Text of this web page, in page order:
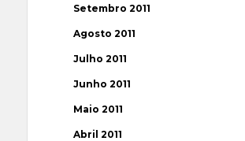
Setembro 2011
Agosto 2011
Julho 2011
Junho 2011
Maio 2011
Abril 2011